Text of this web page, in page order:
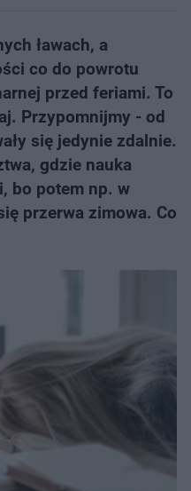
ławach, a
co do powrotu
przed feriami. To
Przypomnijmy - od
się jedynie zdalnie.
gdzie nauka
bo potem np. w
przerwa zimowa. Co